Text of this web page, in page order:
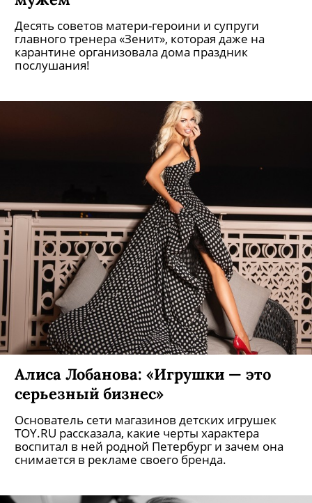
Десять советов матери-героини и супруги
главного тренера «Зенит», которая даже на
карантине организовала дома праздник
послушания!
Алиса Лобанова: «Игрушки — это
серьезный бизнес»
Основатель сети магазинов детских игрушек
TOY.RU рассказала, какие черты характера
воспитал в ней родной Петербург и зачем она
снимается в рекламе своего бренда.